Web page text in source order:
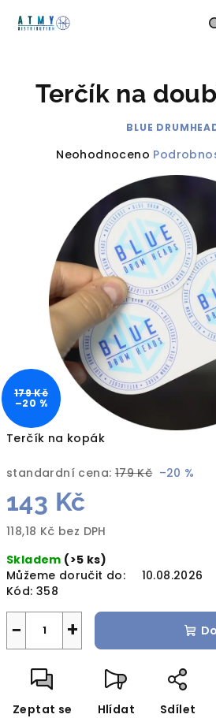
Terčík na kopák
standardní cena: 179 Kč –20 %
143 Kč
118,18 Kč bez DPH
cena:
Skladem (>5 ks)
Můžeme doručit do:
10.08.2026
Kód: 358
+
−
Zeptat se Hlídat Sdílet
Terčík na
BLUE
Průměrné
5
hvězdiček.
Neohodnoceno
179 Kč
–20 %